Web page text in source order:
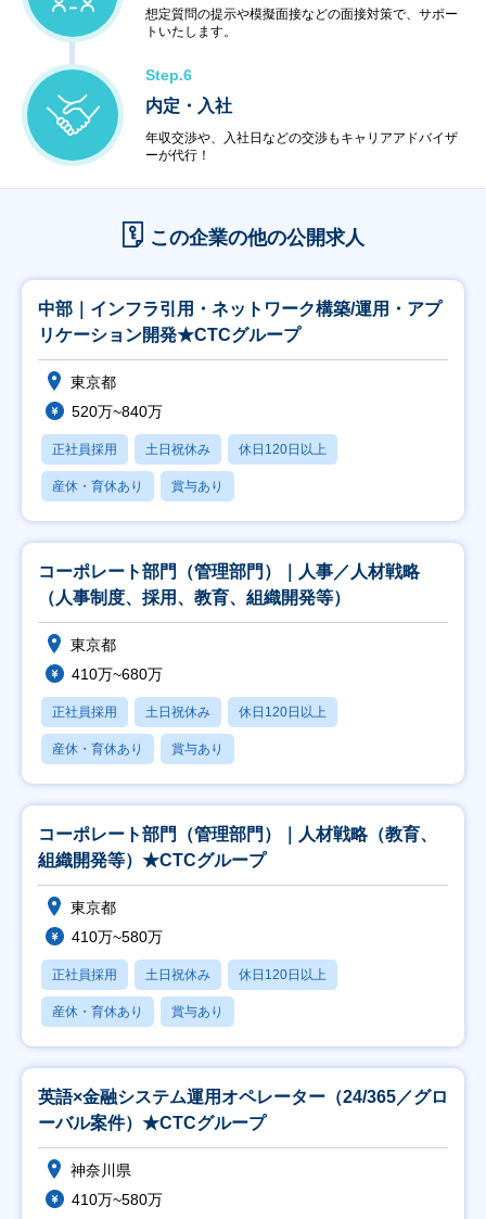
想定質問の提示や模擬面接などの面接対策で、サポー
トいたします。
Step.6
内定・入社
年収交渉や、入社日などの交渉もキャリアアドバイザ
ーが代行！
この企業の他の公開求人
中部｜インフラ引用・ネットワーク構築/運用・アプ
リケーション開発★CTCグループ
東京都
520万~840万
正社員採用 土日祝休み 休日120日以上
産休・育休あり 賞与あり
コーポレート部門（管理部門）｜人事／人材戦略
（人事制度、採用、教育、組織開発等）
東京都
410万~680万
正社員採用 土日祝休み 休日120日以上
産休・育休あり 賞与あり
コーポレート部門（管理部門）｜人材戦略（教育、
組織開発等）★CTCグループ
東京都
410万~580万
正社員採用 土日祝休み 休日120日以上
産休・育休あり 賞与あり
英語×金融システム運用オペレーター（24/365／グロ
ーバル案件）★CTCグループ
神奈川県
410万~580万